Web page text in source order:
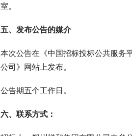
室。
五、发布公告的媒介
本次公告在《中国招标投标公共服务
公司》网站上发布。
公告期五个工作日。
六、联系方式：